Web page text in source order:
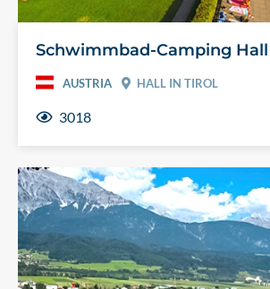
Schwimmbad-Camping Hall
AUSTRIA HALL IN TIROL
3018